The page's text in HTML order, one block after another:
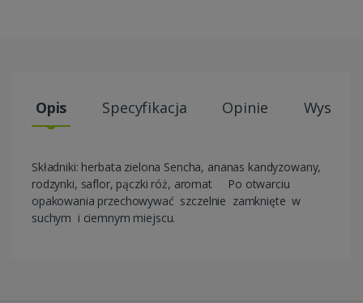
Opis Specyfikacja Opinie Wysyłki
Składniki: herbata zielona Sencha, ananas kandyzowany,
rodzynki, saflor, pączki róż, aromat Po otwarciu
opakowania przechowywać szczelnie zamknięte w
suchym i ciemnym miejscu.